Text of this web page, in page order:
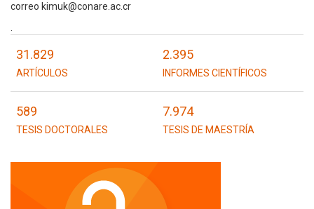
correo kimuk@conare.ac.cr
31.829
ARTÍCULOS
2.395
INFORMES CIENTÍFICOS
589
TESIS DOCTORALES
7.974
TESIS DE MAESTRÍA